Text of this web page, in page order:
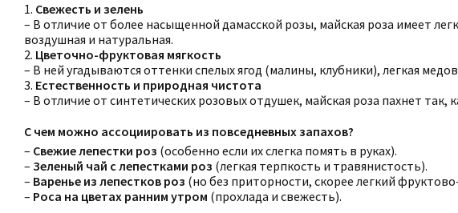
1. Свежесть и зелень
– В отличие от более насыщенной дамасской розы, майская роза имеет
воздушная и натуральная.
2. Цветочно-фруктовая мягкость
– В ней угадываются оттенки спелых ягод (малины, клубники), легкая
3. Естественность и природная чистота
– В отличие от синтетических розовых отдушек, майская роза пахнет
С чем можно ассоциировать из повседневных запахов?
– Свежие лепестки роз (особенно если их слегка помять в руках).
– Зеленый чай с лепестками роз (легкая терпкость и травянистость).
– Варенье из лепестков роз (но без приторности, скорее легкий
– Роса на цветах ранним утром (прохлада и свежесть).